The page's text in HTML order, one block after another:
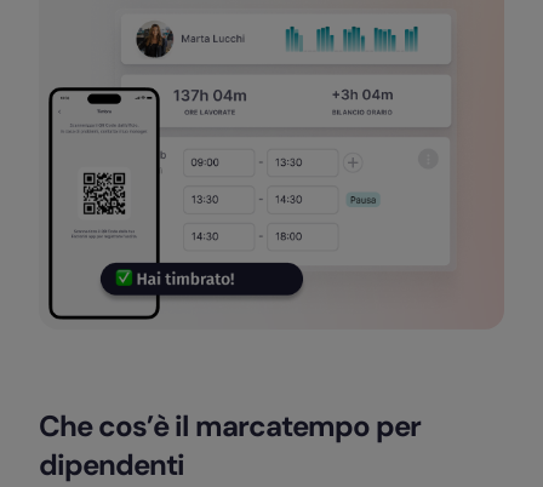
Che cos’è il marcatempo per
dipendenti